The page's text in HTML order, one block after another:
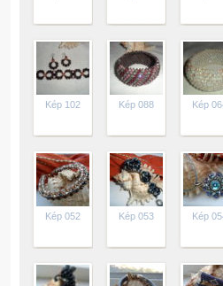
Kép 102 Kép 088 Kép
Kép 052 Kép 053 Kép